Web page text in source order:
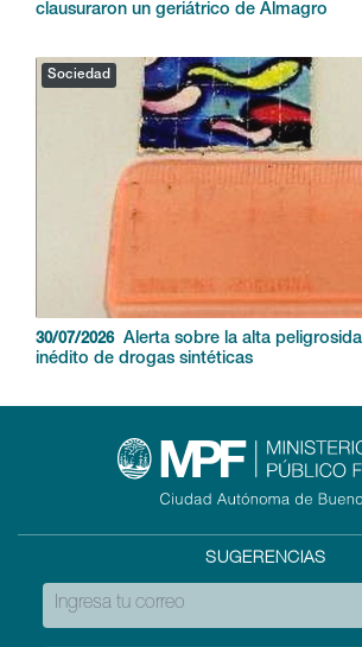
clausuraron un geriátrico de Almagro
Sociedad
30/07/2026
Alerta sobre la alta
inédito de drogas sintéticas
SUGERENCIAS